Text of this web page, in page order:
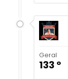
Geral
133 º